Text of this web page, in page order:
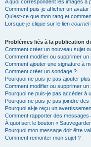
A quoi correspondent les images à
Comment puis-je afficher un avatar
Qu’est-ce que mon rang et
Lorsque je clique sur le lien courriel
Problèmes liés à la publication
Comment créer un nouveau sujet
Comment modifier ou supprimer un
Comment ajouter une signature à
Comment créer un sondage ?
Pourquoi ne puis-je pas ajouter
Comment modifier ou supprimer un
Pourquoi ne puis-je pas accéder à
Pourquoi ne puis-je pas joindre
Pourquoi ai-je reçu un
Comment rapporter des messages
À quoi sert le bouton «
Pourquoi mon message doit être
Comment remonter mon sujet ?